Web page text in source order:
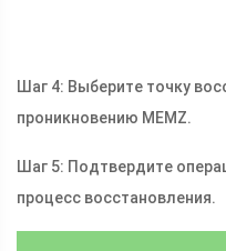
Шаг 4: Выберите точку
проникновению MEMZ.
Шаг 5: Подтвердите
процесс восстановления.